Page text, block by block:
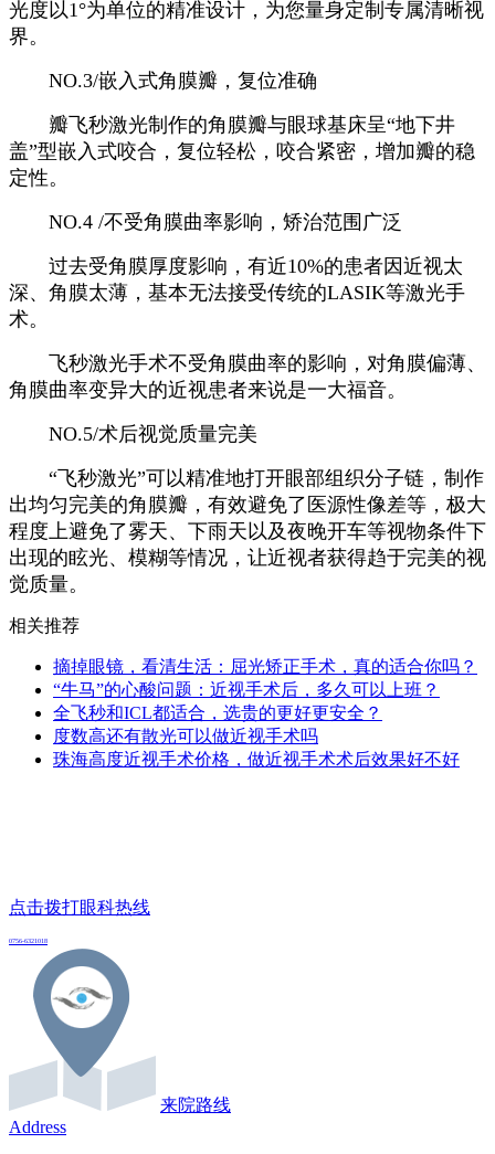
光度以1°为单位的精准设计，为您量身定制专属清晰视
界。
NO.3/嵌入式角膜瓣，复位准确
瓣飞秒激光制作的角膜瓣与眼球基床呈“地下井
盖”型嵌入式咬合，复位轻松，咬合紧密，增加瓣的稳
定性。
NO.4 /不受角膜曲率影响，矫治范围广泛
过去受角膜厚度影响，有近10%的患者因近视太
深、角膜太薄，基本无法接受传统的LASIK等激光手
术。
飞秒激光手术不受角膜曲率的影响，对角膜偏薄、
角膜曲率变异大的近视患者来说是一大福音。
NO.5/术后视觉质量完美
“飞秒激光”可以精准地打开眼部组织分子链，制作
出均匀完美的角膜瓣，有效避免了医源性像差等，极大
程度上避免了雾天、下雨天以及夜晚开车等视物条件下
出现的眩光、模糊等情况，让近视者获得趋于完美的视
觉质量。
相关推荐
摘掉眼镜，看清生活：屈光矫正手术，真的适合你吗？
“牛马”的心酸问题：近视手术后，多久可以上班？
全飞秒和ICL都适合，选贵的更好更安全？
度数高还有散光可以做近视手术吗
珠海高度近视手术价格，做近视手术术后效果好不好
点击拨打眼科热线
0756-6321018
来院路线
Address